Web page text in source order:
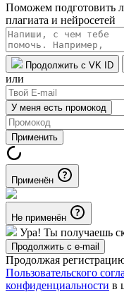
Поможем подготовить
плагиата и нейросетей
Продолжить с VK ID
или
У меня есть промокод
Применить
Применён
Не применён
Ура! Ты получаешь
Продолжить с e-mail
Продолжая
Пользовательского
конфиденциальности в